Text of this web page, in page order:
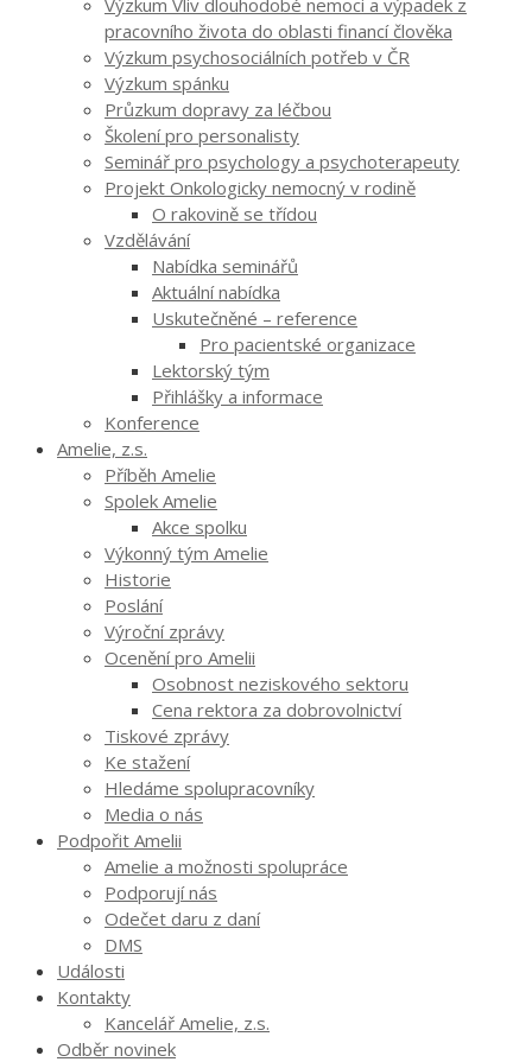
pracovního života do oblasti financí člověka
Výzkum psychosociálních potřeb v ČR
Výzkum spánku
Průzkum dopravy za léčbou
Školení pro personalisty
Seminář pro psychology a psychoterapeuty
Projekt Onkologicky nemocný v rodině
O rakovině se třídou
Vzdělávání
Nabídka seminářů
Aktuální nabídka
Uskutečněné – reference
Pro pacientské organizace
Lektorský tým
Přihlášky a informace
Konference
Amelie, z.s.
Příběh Amelie
Spolek Amelie
Akce spolku
Výkonný tým Amelie
Historie
Poslání
Výroční zprávy
Ocenění pro Amelii
Osobnost neziskového sektoru
Cena rektora za dobrovolnictví
Tiskové zprávy
Ke stažení
Hledáme spolupracovníky
Media o nás
Podpořit Amelii
Amelie a možnosti spolupráce
Podporují nás
Odečet daru z daní
DMS
Události
Kontakty
Kancelář Amelie, z.s.
Odběr novinek